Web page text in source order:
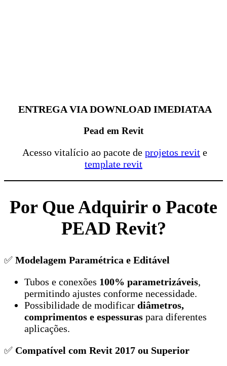
ENTREGA VIA DOWNLOAD IMEDIATAA
Pead em Revit
Acesso vitalício ao pacote de projetos revit e
template revit
Por Que Adquirir o Pacote
PEAD Revit?
✅ Modelagem Paramétrica e Editável
Tubos e conexões 100% parametrizáveis,
permitindo ajustes conforme necessidade.
Possibilidade de modificar diâmetros,
comprimentos e espessuras para diferentes
aplicações.
✅ Compatível com Revit 2017 ou Superior